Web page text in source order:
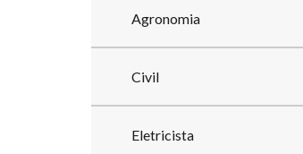
Agronomia
Civil
Eletricista